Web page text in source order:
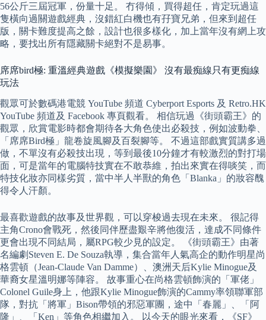
56公斤三屆冠軍，份量十足。 冇得傾，買得超任，肯定玩過這
隻橫向過關遊戲經典，沒錯紅白機也有孖寶兄弟，但來到超任
版，關卡難度提高之餘，設計也很多樣化，加上當年沒有網上攻
略，要找出所有隱藏關卡絕對不是易事。
席席bird極: 重溫經典遊戲《模擬樂園》 沒有最痴線只有更痴線
玩法
觀眾可於數碼港電競 YouTube 頻道 Cyberport Esports 及 Retro.HK
YouTube 頻道及 Facebook 專頁觀看。 相信玩過《街頭霸王》的
觀眾，欣賞電影時都會期待各大角色使出必殺技，例如波動拳、
「席席Bird極」龍卷旋風腳及百裂腳等。 不過這部戲實質講多過
做，不單沒有必殺技出現，等到最後10分鐘才有較激烈的對打場
面，可是當年的電腦特技實在不敢恭維，拍出來實在得啖笑，而
特技化妝亦同樣劣質，當中半人半獸的角色「Blanka」的妝容醜
得令人汗顏。
最喜歡遊戲的故事及世界觀，可以穿梭過去現在未來。 很記得
主角Crono會戰死，然後同伴歷盡艱辛將他復活，達成不同條件
更會出現不同結局，屬RPG較少見的設定。 《街頭霸王》由著
名編劇Steven E. De Souza執導，集合當年人氣高企的動作明星尚
格雲頓（Jean-Claude Van Damme）、澳洲天后Kylie Minogue及
華裔女星溫明娜等陣容。 故事重心在尚格雲頓飾演的「軍佬」
Colonel Guile身上，他跟Kylie Minogue飾演的Cammy率領聯軍部
隊，對抗「將軍」Bison帶領的邪惡軍團，途中「春麗」、「阿
隆」、「Ken」等角色相繼加入。 以今天的眼光來看，《SF》